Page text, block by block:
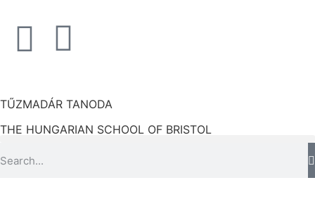
TŰZMADÁR TANODA
THE HUNGARIAN SCHOOL OF BRISTOL